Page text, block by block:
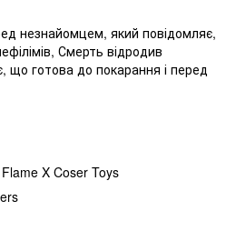
незнайомцем, який повідомляє,
Смерть відродив
що готова до покарання і перед
X Coser Toys